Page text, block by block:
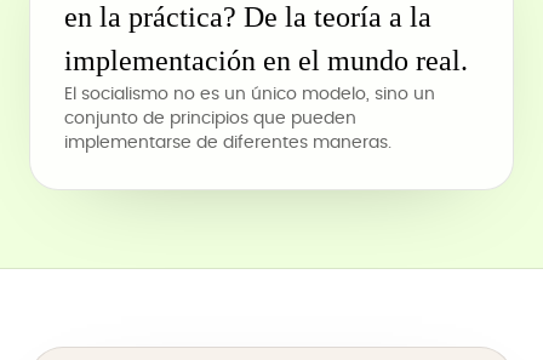
en la práctica? De la teoría a la
implementación en el mundo real.
El socialismo no es un único modelo, sino un
conjunto de principios que pueden
implementarse de diferentes maneras.